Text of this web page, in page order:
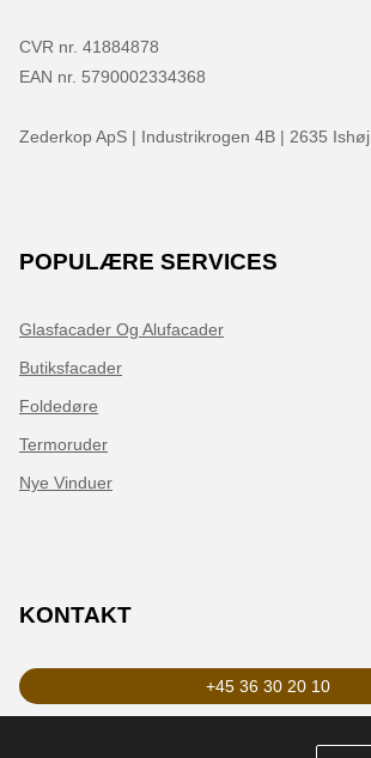
CVR nr. 41884878
EAN nr. 5790002334368
Zederkop ApS | Industrikrogen 4B | 2635 Ishøj
POPULÆRE SERVICES
Glasfacader Og Alufacader
Butiksfacader
Foldedøre
Termoruder
Nye Vinduer
KONTAKT
+45 36 30 20 10
zederkop@zederkop.dk